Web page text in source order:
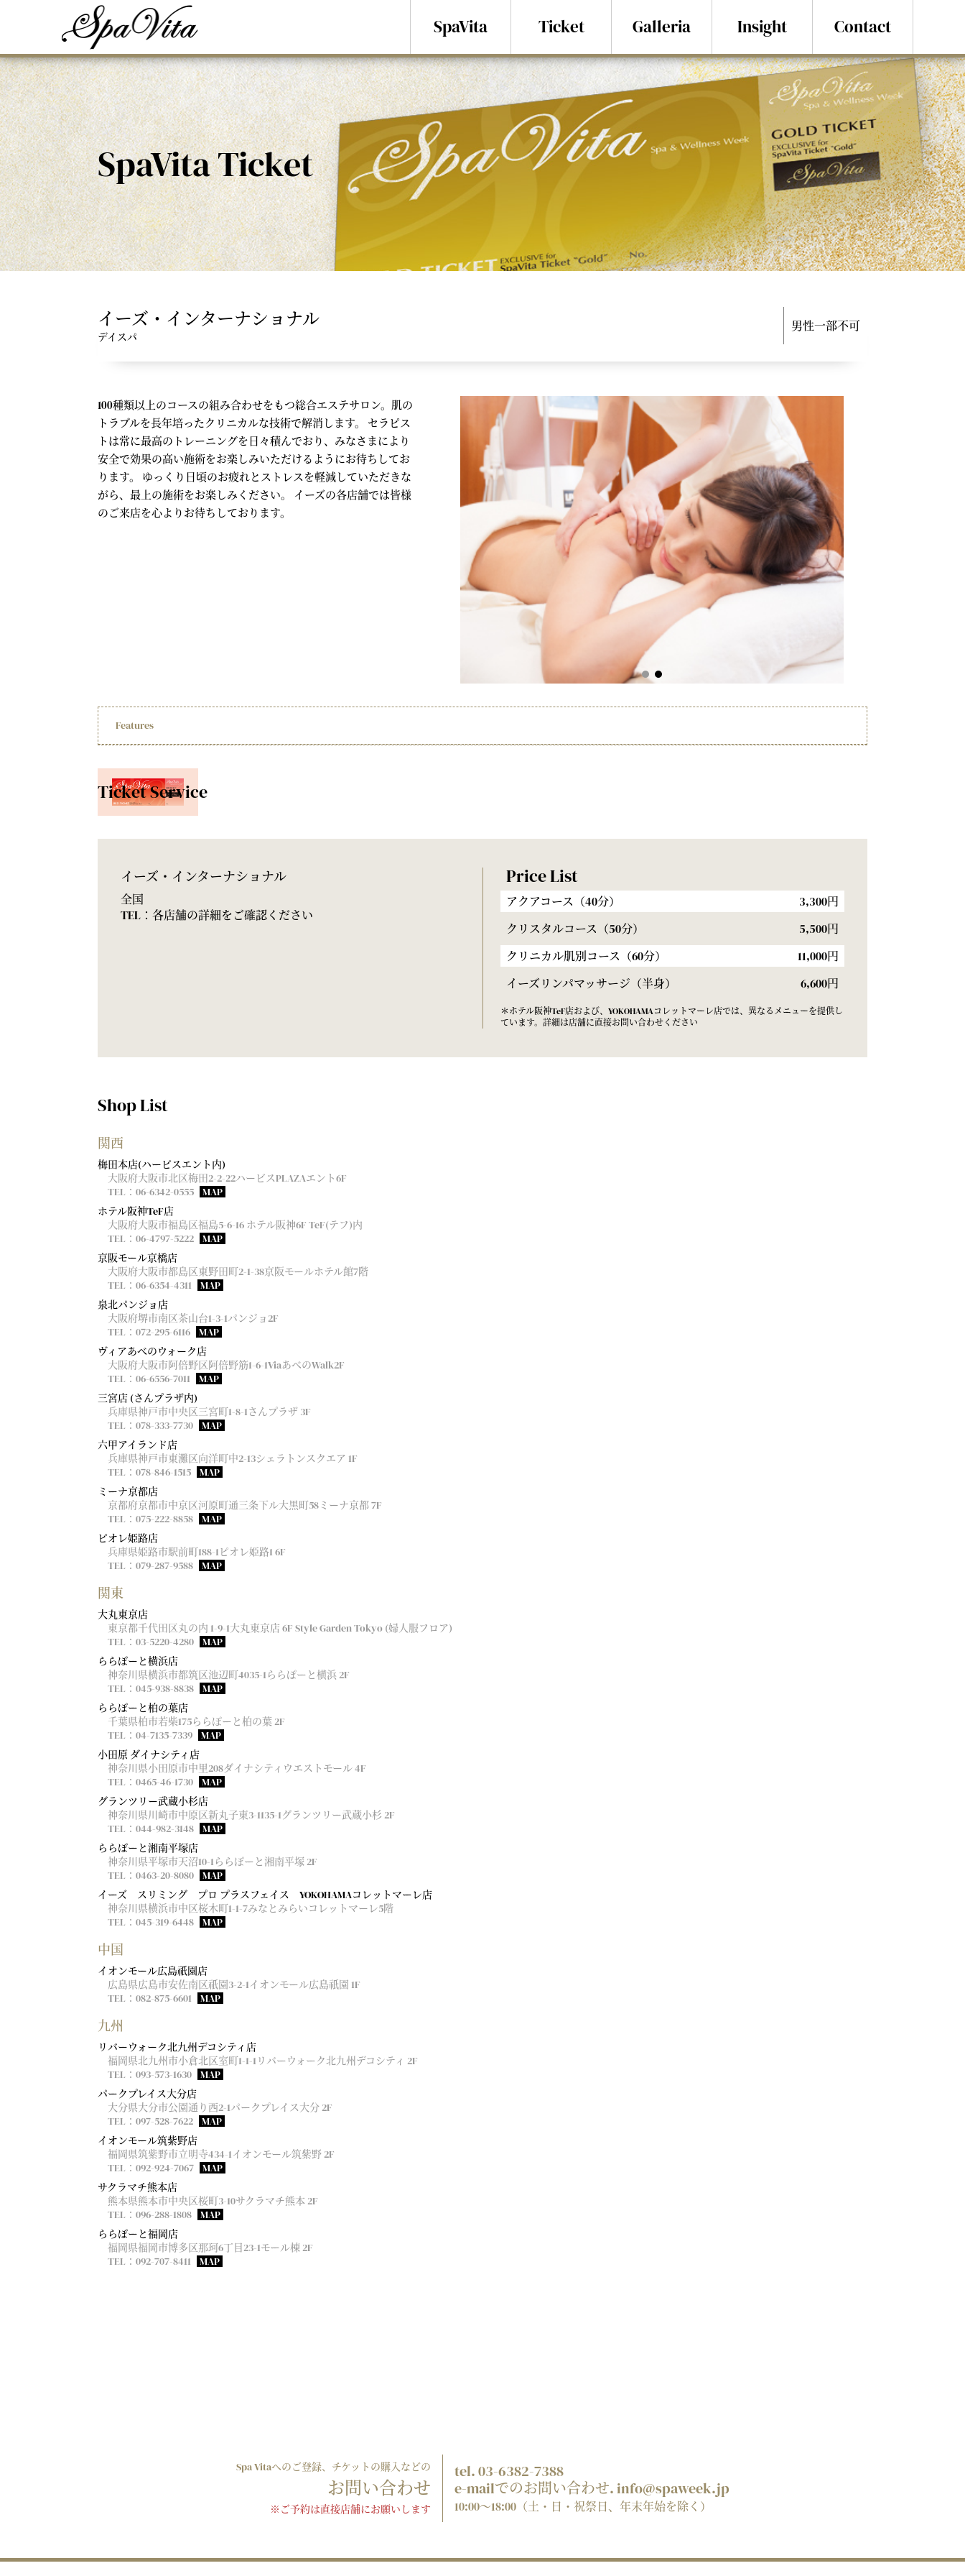
SpaVita Ticket Galleria Insight Contact
SpaVita Ticket
イーズ・インターナショナル
デイスパ
男性一部不可
100種類以上のコースの組み合わせをもつ総合エステサロン。肌の
トラブルを長年培ったクリニカルな技術で解消します。 セラピス
トは常に最高のトレーニングを日々積んでおり、みなさまにより
安全で効果の高い施術をお楽しみいただけるようにお待ちしてお
ります。 ゆっくり日頃のお疲れとストレスを軽減していただきな
がら、最上の施術をお楽しみください。 イーズの各店舗では皆様
のご来店を心よりお待ちしております。
Features
Ticket Service
イーズ・インターナショナル
全国
TEL：各店舗の詳細をご確認ください
Price List
アクアコース（40分）
3,300円
クリスタルコース（50分）
5,500円
クリニカル肌別コース（60分）
11,000円
イーズリンパマッサージ（半身）
6,600円
＊ホテル阪神TeF店および、YOKOHAMAコレットマーレ店では、異なるメニューを提供し
ています。詳細は店舗に直接お問い合わせください
Shop List
関西
梅田本店(ハービスエント内)
大阪府大阪市北区梅田2-2-22ハービスPLAZAエント6F
TEL：06-6342-0555 MAP
ホテル阪神TeF店
大阪府大阪市福島区福島5-6-16 ホテル阪神6F TeF(テフ)内
TEL：06-4797-5222 MAP
京阪モール京橋店
大阪府大阪市都島区東野田町2-1-38京阪モールホテル館7階
TEL：06-6354-4311
MAP
泉北パンジョ店
大阪府堺市南区茶山台1-3-1パンジョ2F
TEL：072-295-6116 MAP
ヴィアあべのウォーク店
大阪府大阪市阿倍野区阿倍野筋1-6-1ViaあべのWalk2F
TEL：06-6556-7011
MAP
三宮店 (さんプラザ内)
兵庫県神戸市中央区三宮町1-8-1さんプラザ 3F
TEL：078-333-7730 MAP
六甲アイランド店
兵庫県神戸市東灘区向洋町中2-13シェラトンスクエア 1F
TEL：078-846-1515 MAP
ミーナ京都店
京都府京都市中京区河原町通三条下ル大黒町58ミーナ京都 7F
TEL：075-222-8858 MAP
ピオレ姫路店
兵庫県姫路市駅前町188-1ピオレ姫路1 6F
TEL：079-287-9588 MAP
関東
大丸東京店
東京都千代田区丸の内 1-9-1大丸東京店 6F Style Garden Tokyo (婦人服フロア)
TEL：03-5220-4280 MAP
ららぽーと横浜店
神奈川県横浜市都筑区池辺町4035-1ららぽーと横浜 2F
TEL：045-938-8838 MAP
ららぽーと柏の葉店
千葉県柏市若柴175ららぽーと柏の葉 2F
TEL：04-7135-7339 MAP
小田原 ダイナシティ店
神奈川県小田原市中里208ダイナシティウエストモール 4F
TEL：0465-46-1730 MAP
グランツリー武蔵小杉店
神奈川県川崎市中原区新丸子東3-1135-1グランツリー武蔵小杉 2F
TEL：044-982-3148 MAP
ららぽーと湘南平塚店
神奈川県平塚市天沼10-1ららぽーと湘南平塚 2F
TEL：0463-20-8080 MAP
イーズ スリミング プロ プラスフェイス YOKOHAMAコレットマーレ店
神奈川県横浜市中区桜木町1-1-7みなとみらいコレットマーレ5階
TEL：045-319-6448 MAP
中国
イオンモール広島祇園店
広島県広島市安佐南区祇園3-2-1イオンモール広島祇園 1F
TEL：082-875-6601
MAP
九州
リバーウォーク北九州デコシティ店
福岡県北九州市小倉北区室町1-1-1リバーウォーク北九州デコシティ 2F
TEL：093-573-1630 MAP
パークプレイス大分店
大分県大分市公園通り西2-1パークプレイス大分 2F
TEL：097-528-7622 MAP
イオンモール筑紫野店
福岡県筑紫野市立明寺434-1イオンモール筑紫野 2F
TEL：092-924-7067 MAP
サクラマチ熊本店
熊本県熊本市中央区桜町3-10サクラマチ熊本 2F
TEL：096-288-1808 MAP
ららぽーと福岡店
福岡県福岡市博多区那珂6丁目23-1モール棟 2F
TEL：092-707-8411
MAP
Spa Vitaへのご登録、チケットの購入などの
お問い合わせ
※ご予約は直接店舗にお願いします
tel. 03-6382-7388
e-mailでのお問い合わせ. info@spaweek.jp
10:00～18:00（土・日・祝祭日、年末年始を除く）